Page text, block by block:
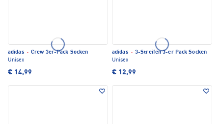
adidas · Crew 3er-Pack Socken
Unisex
€ 14,99
adidas · 3-Streifen 3-er Pack Socken
Unisex
€ 12,99